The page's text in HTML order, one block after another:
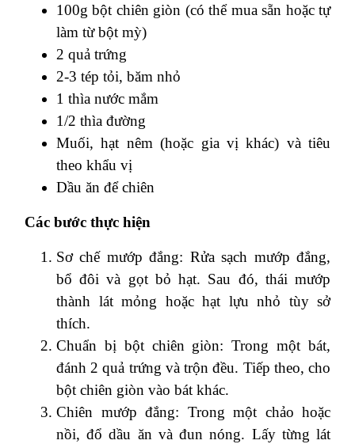
100g bột chiên giòn (có thể mua sẵn hoặc tự
làm từ bột mỳ)
2 quả trứng
2-3 tép tỏi, băm nhỏ
1 thìa nước mắm
1/2 thìa đường
Muối, hạt nêm (hoặc gia vị khác) và tiêu
theo khẩu vị
Dầu ăn để chiên
Các bước thực hiện
Sơ chế mướp đắng: Rửa sạch mướp đắng,
bổ đôi và gọt bỏ hạt. Sau đó, thái mướp
thành lát mỏng hoặc hạt lựu nhỏ tùy sở
thích.
Chuẩn bị bột chiên giòn: Trong một bát,
đánh 2 quả trứng và trộn đều. Tiếp theo, cho
bột chiên giòn vào bát khác.
Chiên mướp đắng: Trong một chảo hoặc
nồi, đổ dầu ăn và đun nóng. Lấy từng lát